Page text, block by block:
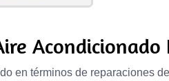
en términos de reparaciones